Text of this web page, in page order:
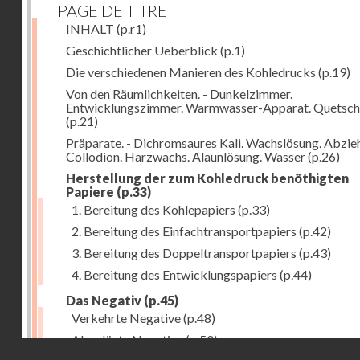
PAGE DE TITRE
INHALT (p.r1)
Geschichtlicher Ueberblick (p.1)
Die verschiedenen Manieren des Kohledrucks (p.19)
Von den Räumlichkeiten. - Dunkelzimmer.
Entwicklungszimmer. Warmwasser-Apparat.
(p.21)
Präparate. - Dichromsaures Kali. Wachslösung.
Collodion. Harzwachs. Alaunlösung. Wasser(p.26)
Herstellung der zum Kohledruck benöthigten
Papiere (p.33)
1. Bereitung des Kohlepapiers (p.33)
2. Bereitung des Einfachtransportpapiers (p.42)
3. Bereitung des Doppeltransportpapiers (p.43)
4. Bereitung des Entwicklungspapiers (p.44)
Das Negativ (p.45)
Verkehrte Negative(p.48)
Abgelöste Negative(p.50)